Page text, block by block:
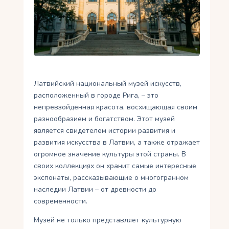
Укр
Латвийский национальный музей искусств,
расположенный в городе Рига, – это
непревзойденная красота, восхищающая своим
разнообразием и богатством. Этот музей
является свидетелем истории развития и
развития искусства в Латвии, а также отражает
огромное значение культуры этой страны. В
своих коллекциях он хранит самые интересные
экспонаты, рассказывающие о многогранном
наследии Латвии – от древности до
современности.
Музей не только представляет культурную